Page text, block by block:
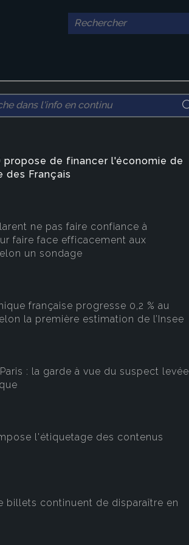
déclarent ne
à
pour faire
aux
selon un
Elabe pourLes Échos ,71 %
pas faire confiance à
propose de financer l'économie de
des Français
ne pas faire confiance à
faire face efficacement aux
un sondage
française progresse 0,2 % au
la première estimation de l’Insee
: la garde à vue du suspect levée
l'étiquetage des contenus
billets continuent de disparaître en